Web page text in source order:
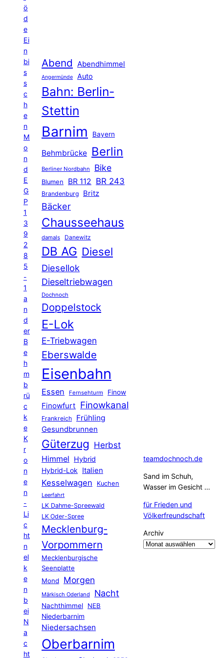
ö
d
e
Ei
n
bi
s
s
c
h
e
n
M
o
n
d
E
G
P
1
3
9
2
8
5
-
1
a
n
d
er
B
e
h
m
b
rü
c
k
e
K
r
o
n
e
n
-
Li
c
ht
n
el
k
e
n
b
ei
N
a
c
ht
Abend Abendhimmel
Angermünde Auto
Bahn: Berlin-
Stettin
Barnim Bayern
Behmbrücke Berlin
Berliner Nordbahn Bike
Blumen BR 112 BR 243
Brandenburg Britz
Bäcker
Chausseehaus
damals Danewitz
DB AG Diesel
Diesellok
Dieseltriebwagen
Dochnoch
Doppelstock
E-Lok
E-Triebwagen
Eberswalde
Eisenbahn
Essen Fernsehturm Finow
Finowfurt Finowkanal
Frankreich Frühling
Gesundbrunnen
Güterzug Herbst
Himmel
Hybrid
Hybrid-Lok Italien
Kesselwagen Kuchen
Leerfahrt
LK Dahme-Spreewald
LK Oder-Spree
Mecklenburg-
Vorpommern
Mecklenburgische
Seenplatte
Mond
Morgen
Märkisch Oderland Nacht
Nachthimmel
NEB
Niederbarnim
Niedersachsen
Oberbarnim
teamdochnoch.de
Sand im Schuh,
Wasser im Gesicht …
für Frieden und
Völkerfreundschaft
Archiv